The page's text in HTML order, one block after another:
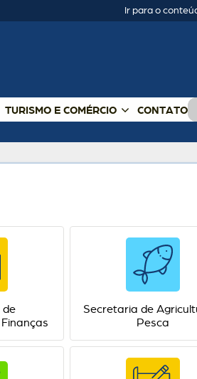
Ir para o
TURISMO E COMÉRCIO CONTATO
de
Secretaria de
Pesca